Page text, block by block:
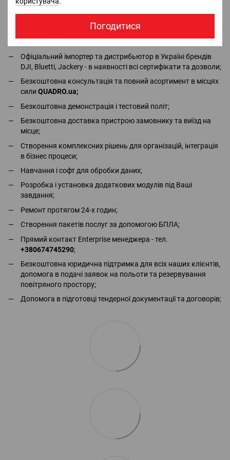
Погодитися
захисту ДСТУ 8782:2018 Країна виробник: Україна.
Оплата Гарантія
Офіціальний імпортер та дистрибьютор в Україні брендів
DJI, Bluetti, Jackery - в наявності всі сертифікати та дозволи;
Безкоштовна консультація та повний асортимент в місцях
сили QUADRO.ua;
Безкоштовна демонстрація і тестовий політ;
Безкоштовна доставка пристрою замовнику та виїзд на
місце;
Створення комплексних рішень для організацій, інтеграція
в бізнес процеси;
Навчання і софт для обробки даних;
Розробка і установка додаткових модулів під Ваші
завдання;
Ремонт протягом 24-х годин;
Створення пакетів послуг за допомогою БПЛА;
Прямий контакт Enterprise менеджера - тел.
+380674745290;
Безкоштовна юридична підтримка для всіх наших клієнтів,
допомога в подачі заявок на польоти та резервування
повітряного простору;
Допомога в підготовці тендерної документації та договорів;